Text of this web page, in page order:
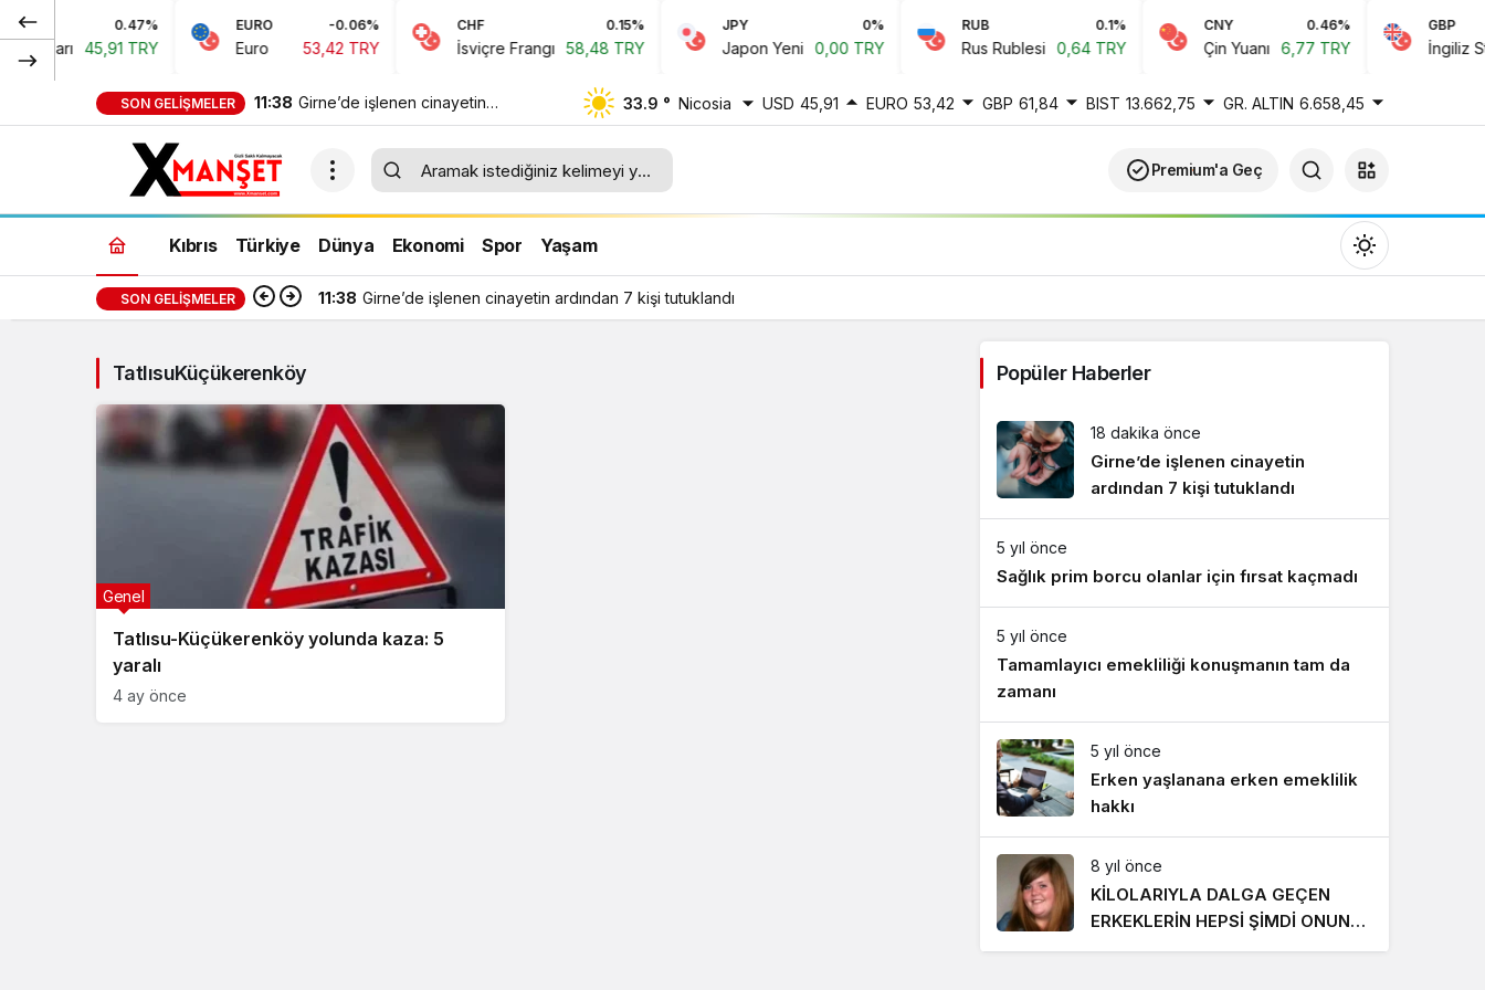
0.47%
45,91 TRY
EURO -0.06%
Euro 53,42 TRY
CHF 0.15%
İsviçre Frangı 58,48 TRY Japon Yeni 0,00 TRY
RUB 0.1%
Rus Rublesi 0,64 TRY
CNY 0.46%
Çin Yuanı 6,77 TRY
GBP
İngiliz
SON GELIŞMELER 11:38 Girne’de işlenen cinayetin
ardından 7 kişi tutuklandı
33.9 ° Nicosia USD 45,91 EURO 53,42 GBP 61,84 BIST 13.662,75 GR. ALTIN 6.658,45
Premium'a Geç
Kıbrıs Türkiye Dünya Ekonomi Spor Yaşam
Gündüz modunu seçin.
SON GELIŞMELER 11:38 Girne’de işlenen cinayetin ardından 7 kişi tutuklandı
TatlısuKüçükerenköy
Tatlısu-Küçükerenköy yolunda kaza: 5
yaralı
Genel
4 ay önce
Popüler Haberler
18 dakika önce
Girne’de işlenen cinayetin
ardından 7 kişi tutuklandı
5 yıl önce
Sağlık prim borcu olanlar için fırsat kaçmadı
5 yıl önce
Tamamlayıcı emekliliği konuşmanın tam da
zamanı
5 yıl önce
Erken yaşlanana erken emeklilik
hakkı
8 yıl önce
KİLOLARIYLA DALGA GEÇEN
ERKEKLERİN HEPSİ ŞİMDİ ONUN
PEŞİNDE! SON HALİ İNANILMAZ